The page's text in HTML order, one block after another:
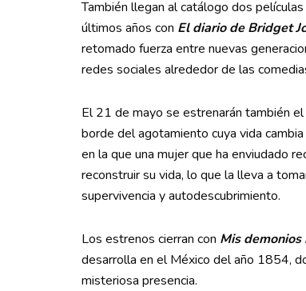
También llegan al catálogo dos
últimos años con El diario de Bridget
retomado fuerza entre nuevas
redes sociales alrededor de las
El 21 de mayo se estrenarán también
borde del agotamiento cuya vida
en la que una mujer que ha enviudado
reconstruir su vida, lo que la lleva a
supervivencia y autodescubrimiento.
Los estrenos cierran con Mis
desarrolla en el México del año 1854,
misteriosa presencia.